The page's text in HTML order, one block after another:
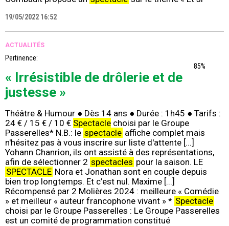
19/05/2022 16:52
ACTUALITÉS
Pertinence:
85%
« Irrésistible de drôlerie et de
justesse »
Théâtre & Humour ● Dès 14 ans ● Durée : 1h45 ● Tarifs :
24 € / 15 € / 10 € Spectacle choisi par le Groupe
Passerelles* N.B.: le spectacle affiche complet mais
n'hésitez pas à vous inscrire sur liste d'attente [...]
Yohann Chanrion, ils ont assisté à des représentations,
afin de sélectionner 2 spectacles pour la saison. LE
SPECTACLE Nora et Jonathan sont en couple depuis
bien trop longtemps. Et c’est nul. Maxime [...]
Récompensé par 2 Molières 2024 : meilleure « Comédie
» et meilleur « auteur francophone vivant » * Spectacle
choisi par le Groupe Passerelles : Le Groupe Passerelles
est un comité de programmation constitué